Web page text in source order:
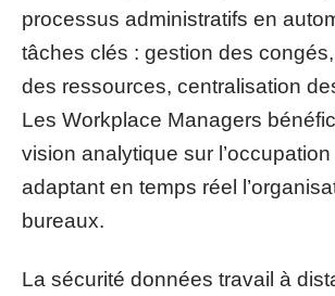
processus administratifs en
tâches clés : gestion des
des ressources, centralisation
Les Workplace Managers
vision analytique sur
adaptant en temps réel
bureaux.
La sécurité données travail à